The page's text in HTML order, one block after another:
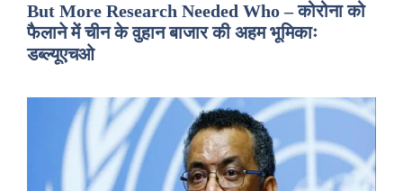
But More Research Needed Who – कोरोना को
फैलाने में चीन के वुहान बाजार की अहम भूमिकाः
डब्ल्यूएचओ